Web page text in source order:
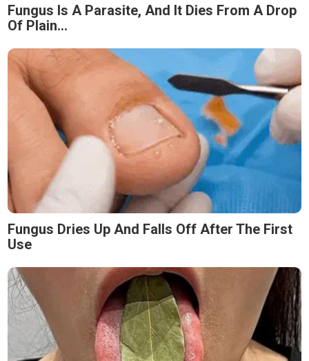
Fungus Is A Parasite, And It Dies From A Drop
Of Plain...
Fungus Dries Up And Falls Off After The First
Use